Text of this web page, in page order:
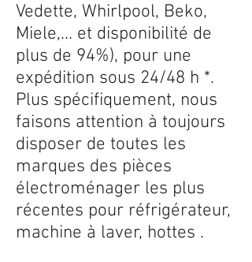
Vedette, Whirlpool, Beko,
Miele,... et disponibilité de
plus de 94%), pour une
expédition sous 24/48 h *.
Plus spécifiquement, nous
faisons attention à toujours
disposer de toutes les
marques des pièces
électroménager les plus
récentes pour réfrigérateur,
machine à laver, hottes .